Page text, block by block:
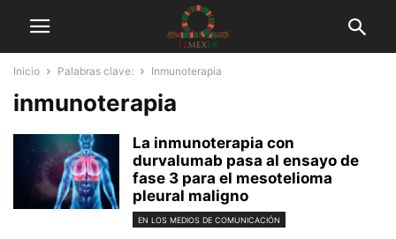
Inicio Palabras clave: Inmunoterapia
inmunoterapia
La inmunoterapia con
durvalumab pasa al ensayo de
fase 3 para el mesotelioma
pleural maligno
EN LOS MEDIOS DE COMUNICACIÓN